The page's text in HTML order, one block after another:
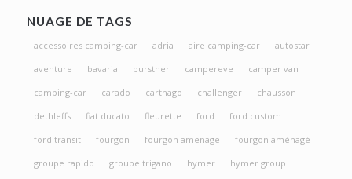
NUAGE DE TAGS
accessoires camping-car adria aire camping-car
autostar
aventure
bavaria burstner campereve
camper van
camping-car
carado carthago challenger
chausson
dethleffs
fiat ducato fleurette ford
ford custom
ford transit
fourgon fourgon amenage
fourgon aménagé
groupe rapido
groupe trigano hymer
hymer group